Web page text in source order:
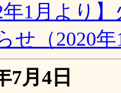
年1月より
せ（2020
7月4日